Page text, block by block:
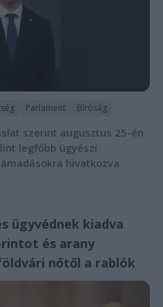
Parlament Bíróság
szerint augusztus 25-én
legfőbb ügyészi
hivatkozva
ügyvédnek kiadva
és arany
nőtől a rablók